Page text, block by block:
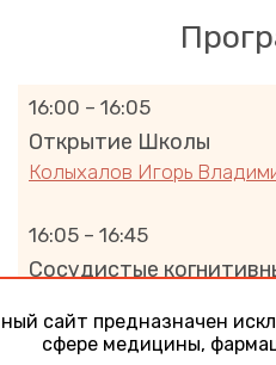
16:00 – 16:05
Открытие Школы
Колыхалов Игорь
16:05 – 16:45
Сосудистые
и терапии
Колыхалов Игорь
сайт предназначен
сфере медицины,